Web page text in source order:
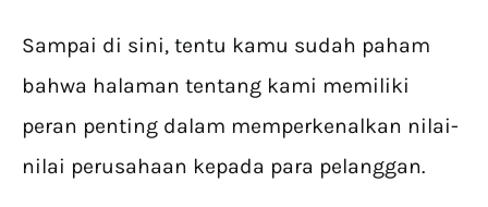
Sampai di sini, tentu kamu sudah paham
bahwa halaman tentang kami memiliki
peran penting dalam memperkenalkan nilai-
nilai perusahaan kepada para pelanggan.